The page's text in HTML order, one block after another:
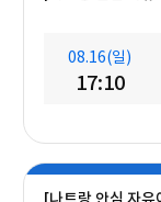
08.16(일)
17:10